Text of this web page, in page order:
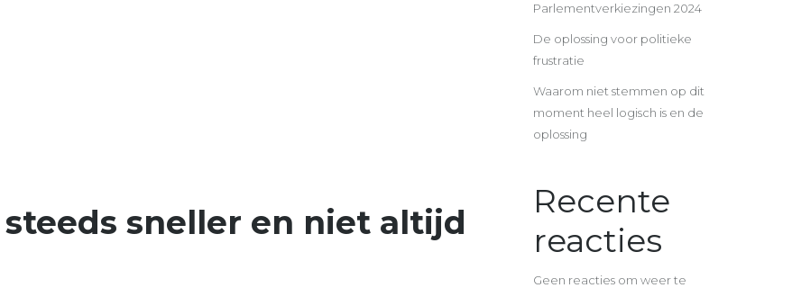
sneller en niet altijd
Parlementverkiezingen 2024
De oplossing voor politieke
frustratie
Waarom niet stemmen op dit
moment heel logisch is en de
oplossing
Recente
reacties
Geen reacties om weer te